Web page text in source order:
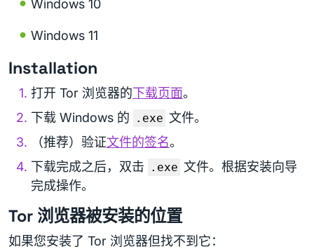
Windows 10
Windows 11
Installation
打开 Tor 浏览器的下载页面。
下载 Windows 的
.exe 文件。
（推荐）验证文件的签名。
下载完成之后，双击
.exe 文件。根据安装向导
完成操作。
Tor 浏览器被安装的位置
如果您安装了 Tor 浏览器但找不到它：